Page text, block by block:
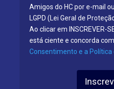
Amigos do HC por e-mail
LGPD (Lei Geral de
Ao clicar em INSCREVER-
está ciente e concorda
Consentimento e a Política